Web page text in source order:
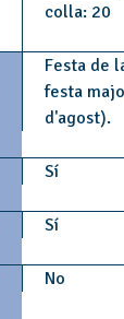
colla: 20
Festa de
festa
d'agost).
Sí
Sí
No